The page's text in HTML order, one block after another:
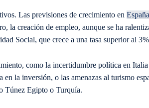
Las previsiones de crecimiento en España
la creación de empleo, aunque se ha
Social, que crece a una tasa superior al
como la incertidumbre política en
la inversión, o las amenazas al turismo
Túnez Egipto o Turquía.